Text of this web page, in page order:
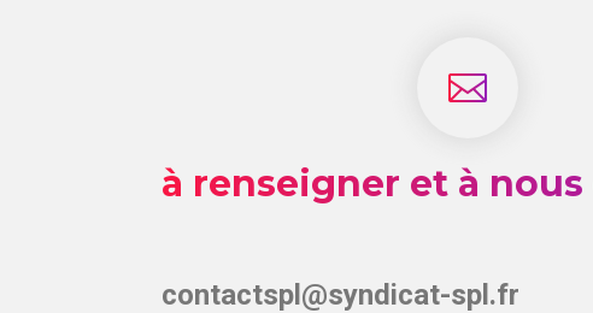

à renseigner et à
contactspl@syndicat-spl.fr